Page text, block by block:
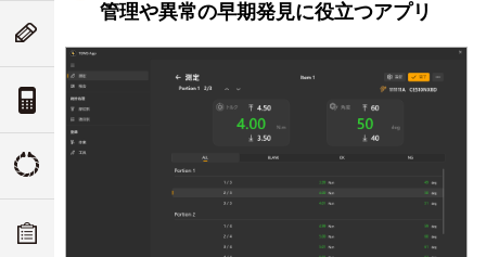
トルク単位の換算
デ
ツリ
管理や異常の早期発見に役立つアプリ